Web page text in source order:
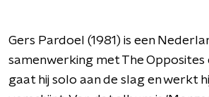
Gers Pardoel (1981) is een
samenwerking met The
gaat hij solo aan de slag en werkt